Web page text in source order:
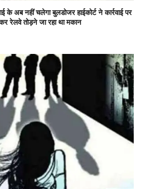
अब नहीं चलेगा बुलडोजर हाईकोर्ट ने कार्रवाई पर
रेलवे तोड़ने जा रहा था मकान